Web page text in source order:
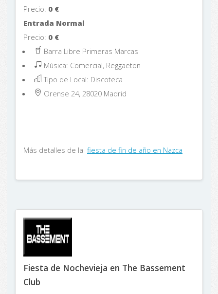
Precio: 0 €
Entrada Normal
Precio: 0 €
Barra Libre Primeras Marcas
Música: Comercial, Reggaeton
Tipo de Local: Discoteca
Orense 24, 28020 Madrid
Más detalles de la fiesta de fin de año en Nazca
Fiesta de Nochevieja en The Bassement
Club